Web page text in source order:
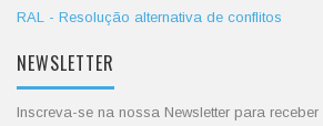
RAL - Resolução alternativa de conflitos
NEWSLETTER
Inscreva-se na nossa Newsletter para